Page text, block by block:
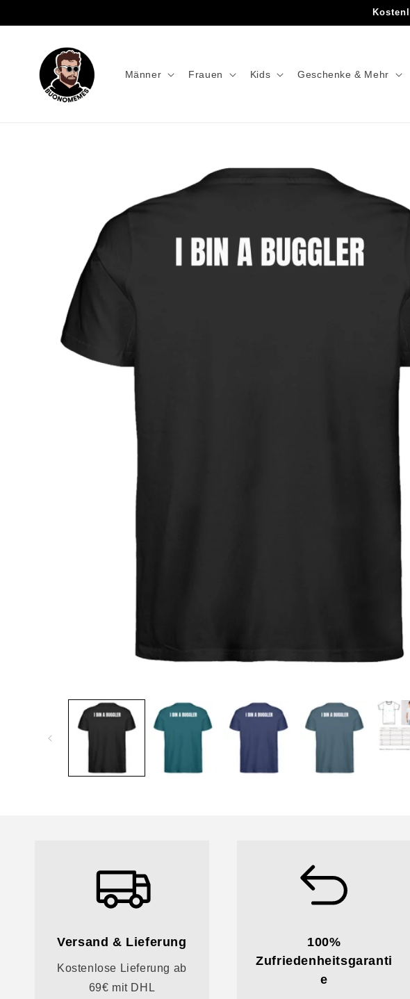
Männer Frauen Kids Geschenke & Mehr
Versand & Lieferung
Kostenlose Lieferung ab
69€ mit DHL
100%
Zufriedenheitsgaranti
e